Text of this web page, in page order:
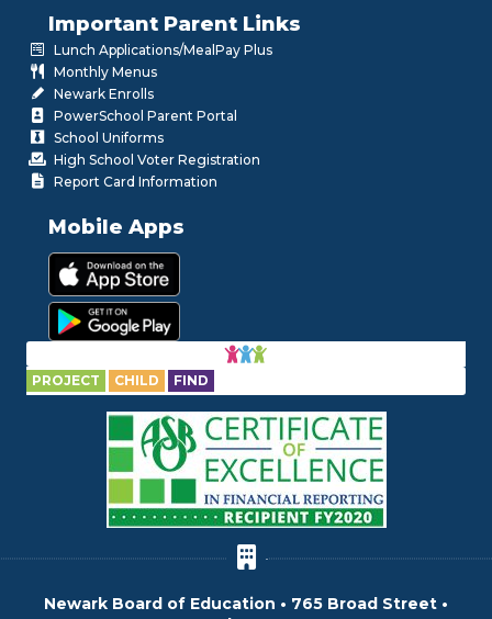
Important Parent Links
Lunch Applications/MealPay Plus
Monthly Menus
Newark Enrolls
PowerSchool Parent Portal
School Uniforms
High School Voter Registration
Report Card Information
Mobile Apps
PROJECT CHILD FIND
Newark Board of Education • 765 Broad Street •